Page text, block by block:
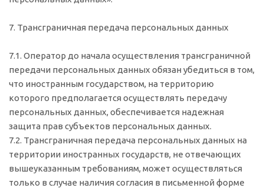
7. Трансграничная передача персональных данных
7.1. Оператор до начала осуществления трансграничной
передачи персональных данных обязан убедиться в том,
что иностранным государством, на территорию
которого предполагается осуществлять передачу
персональных данных, обеспечивается надежная
защита прав субъектов персональных данных.
7.2. Трансграничная передача персональных данных на
территории иностранных государств, не отвечающих
вышеуказанным требованиям, может осуществляться
только в случае наличия согласия в письменной форме